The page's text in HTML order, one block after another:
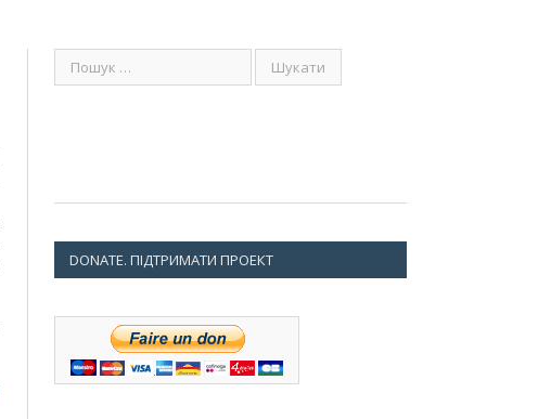
DONATE. ПІДТРИМАТИ ПРОЕКТ